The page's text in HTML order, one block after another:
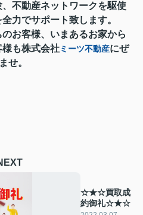
不動産ネットワークを駆使
力でサポート致します。
お客様、いまあるお家から
も株式会社ミーツ不動産にぜ
せ。
☆★☆買取成
約御礼☆★☆